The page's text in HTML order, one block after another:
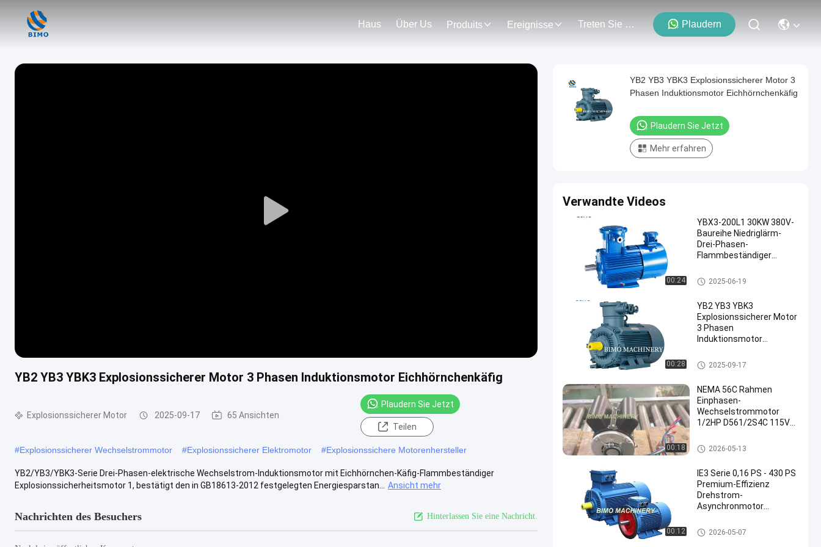
Haus Über Us Produits Ereignisse Treten Sie Mit Uns In Verbindung Plaudern
Play
YB2 YB3 YBK3 Explosionssicherer Motor 3 Phasen Induktionsmotor Eichhörnchenkäfig
Explosionssicherer Motor 2025-09-17 65 Ansichten
Plaudern Sie Jetzt
Teilen
#Explosionssicherer Wechselstrommotor #Explosionssicherer Elektromotor #Explosionssichere Motorenhersteller
YB2/YB3/YBK3-Serie Drei-Phasen-elektrische Wechselstrom-Induktionsmotor mit Eichhörnchen-Käfig-Flammbeständiger
Explosionssicherheitsmotor 1, bestätigt den in GB18613-2012 festgelegten Energiesparstan...
Ansicht mehr
Nachrichten des Besuchers Hinterlassen Sie eine Nachricht.
YB2 YB3 YBK3 Explosionssicherer Motor 3
Phasen Induktionsmotor Eichhörnchenkäfig
Plaudern Sie Jetzt
Mehr erfahren
Verwandte Videos
00:24
YBX3-200L1 30KW 380V-
Baureihe Niedriglärm-
Drei-Phasen-
Flammbeständiger
Elektromotor
Explosionssicherer Motor
2025-06-19
00:28
YB2 YB3 YBK3
Explosionssicherer Motor
3 Phasen
Induktionsmotor
Explosionssicherer Motor
2025-09-17
00:18
NEMA 56C Rahmen
Einphasen-
Wechselstrommotor
1/2HP D561/2S4C 115V
S Typ
Industrieelektromotor
NEMA-Standardmotor
2026-05-13
00:12
IE3 Serie 0,16 PS - 430 PS
Premium-Effizienz
Drehstrom-
Asynchronmotor
Elektromotor Wechselstroms
2026-05-07